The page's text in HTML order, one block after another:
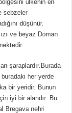
ülkenin en
sebzeler
düşünür.
ve beyaz Doman
şaraplardır.Burada
her yerde
bir yeridir. Bunun
iyi bir alandır. Bu
Bregava nehri